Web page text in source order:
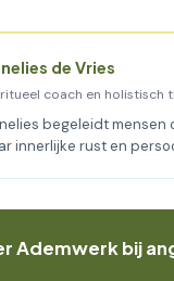
de Vries
coach en holistisch
begeleidt mensen
innerlijke rust en
Ademwerk bij